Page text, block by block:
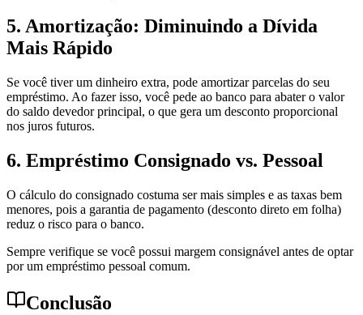
5. Amortização: Diminuindo a Dívida
Mais Rápido
Se você tiver um dinheiro extra, pode amortizar parcelas do seu
empréstimo. Ao fazer isso, você pede ao banco para abater o valor
do saldo devedor principal, o que gera um desconto proporcional
nos juros futuros.
6. Empréstimo Consignado vs. Pessoal
O cálculo do consignado costuma ser mais simples e as taxas bem
menores, pois a garantia de pagamento (desconto direto em folha)
reduz o risco para o banco.
Sempre verifique se você possui margem consignável antes de optar
por um empréstimo pessoal comum.
Conclusão